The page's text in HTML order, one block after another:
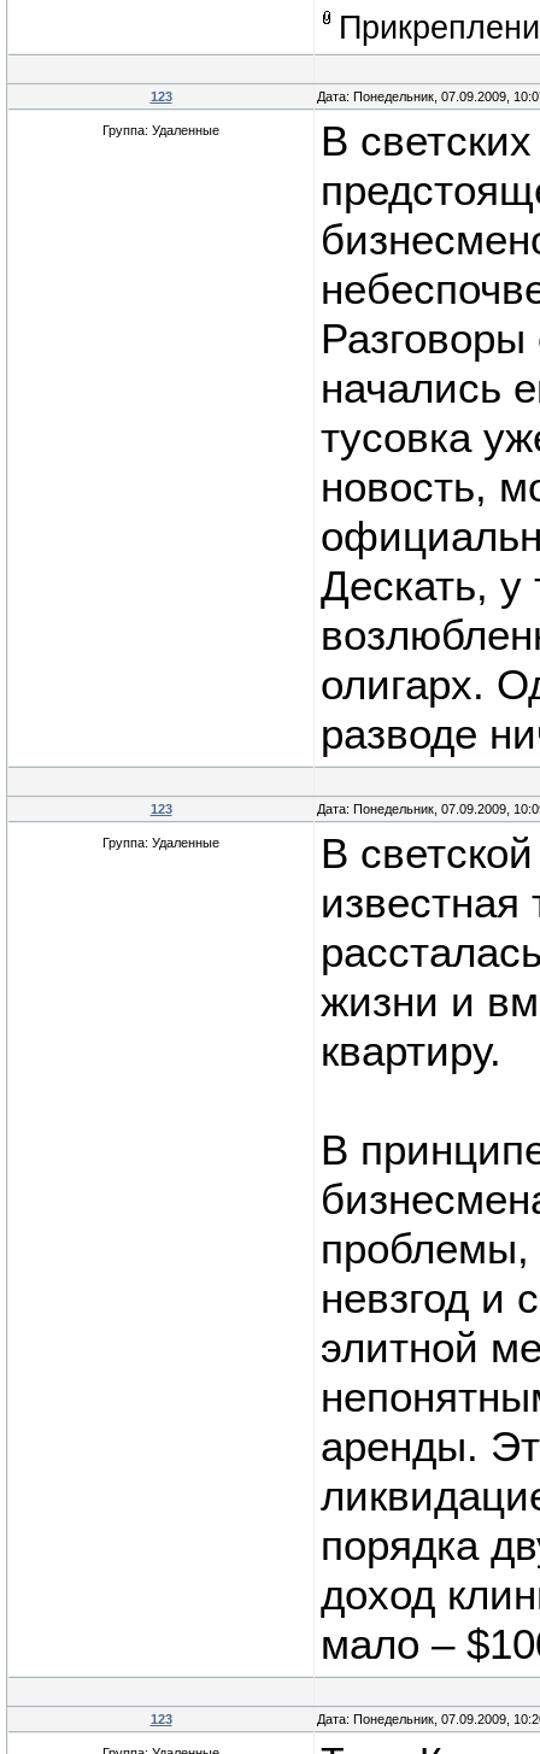
123 Дата: Понедельник, 07.09.2009,
Группа: Удаленные
В
начались
тусовка
новость,
Дескать,
олигарх.
разводе
123 Дата: Понедельник, 07.09.2009,
Группа: Удаленные
В
жизни и
квартиру.
В
проблемы,
невзгод и
элитной
аренды.
порядка
доход
мало –
123 Дата: Понедельник, 07.09.2009,